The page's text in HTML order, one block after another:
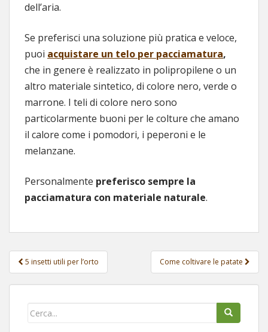
dell’aria.
Se preferisci una soluzione più pratica e veloce,
puoi acquistare un telo per pacciamatura,
che in genere è realizzato in polipropilene o un
altro materiale sintetico, di colore nero, verde o
marrone. I teli di colore nero sono
particolarmente buoni per le colture che amano
il calore come i pomodori, i peperoni e le
melanzane.
Personalmente preferisco sempre la
pacciamatura con materiale naturale.
Navigazione post
5 insetti utili per l’orto Come coltivare le patate